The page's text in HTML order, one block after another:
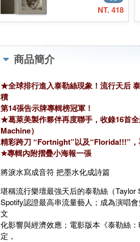
Department (The
Bolter Edition)
NT. 418
商品簡介
★全球排行進入泰勒絲現象！流行天后
積
第14張告示牌專輯榜冠軍！
★葛萊美製作夥伴再度聯手，收錄16首
Machine）
精彩跨刀 “Fortnight”以及“Florida!!!”
★專輯內附摺疊小海報一張
將淚水寫成音符 把墨水化成詩篇
堪稱流行樂壇最強天后的泰勒絲（
Spotify認證最高串流量藝人；成為演唱
文
化影響與經濟效應；電影版本《泰勒絲
定，